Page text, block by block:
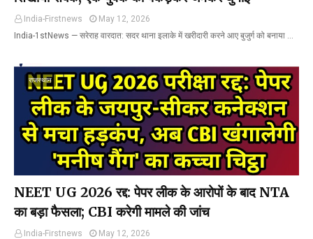
India-Firstnews
May 12, 2026
India-1stNews ​— सरेराह वारदात: सदर थाना इलाके में खरीदारी करने आए बुजुर्ग को बनाया …
राजस्थान
NEET UG 2026 रद्द: पेपर लीक के आरोपों के बाद NTA
का बड़ा फैसला; CBI करेगी मामले की जांच
India-Firstnews
May 12, 2026